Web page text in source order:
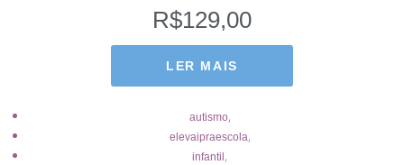
R$129,00
LER MAIS
autismo,
elevaipraescola,
infantil ,